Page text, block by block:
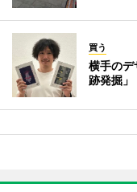
買う
横手の
跡発掘」